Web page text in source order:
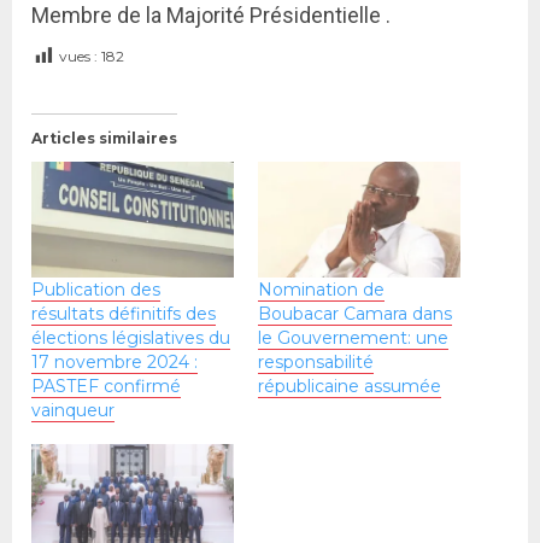
Membre de la Majorité Présidentielle .
vues : 182
Articles similaires
Publication des
résultats définitifs des
élections législatives du
17 novembre 2024 :
PASTEF confirmé
vainqueur
Nomination de
Boubacar Camara dans
le Gouvernement: une
responsabilité
républicaine assumée